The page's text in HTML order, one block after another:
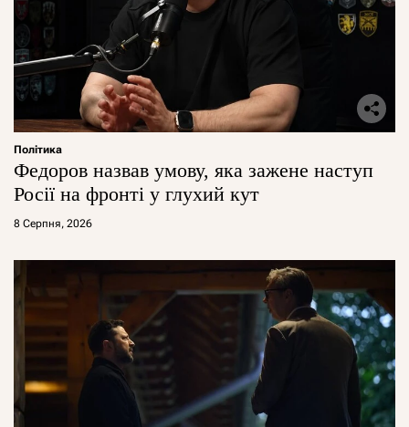
Політика
Федоров назвав умову, яка зажене наступ
Росії на фронті у глухий кут
8 Серпня, 2026